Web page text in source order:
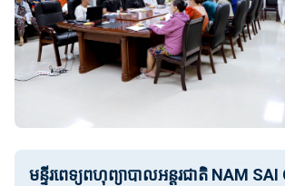
មន្ទីរពេទ្យពហុព្យាបាលអន្តរជាតិ NAM SAI